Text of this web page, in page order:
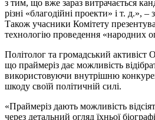
з тим, що вже зараз витрачається
різні «благодійні проекти» і т. д.»,
Також учасники Комітету
технологію проведення «народних
Політолог та громадський
що праймеріз дає можливість
використовуючи внутрішню
шкоду своїй політичній силі.
«Праймеріз дають можливість
через детальний огляд їхньої